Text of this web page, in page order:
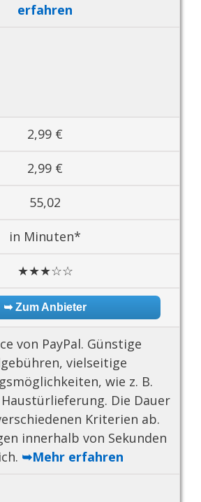
erfahren
2,99 €
2,99 €
55,02
in Minuten*
★★★☆☆
➥ Zum Anbieter
von PayPal. Günstige
vielseitige
wie z. B.
Die Dauer
Kriterien ab.
innerhalb von Sekunden
➥Mehr erfahren